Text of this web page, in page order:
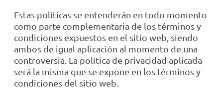
Estas políticas se entenderán en todo momento
como parte complementaria de los términos y
condiciones expuestos en el sitio web, siendo
ambos de igual aplicación al momento de una
controversia. La política de privacidad aplicada
será la misma que se expone en los términos y
condiciones del sitio web.